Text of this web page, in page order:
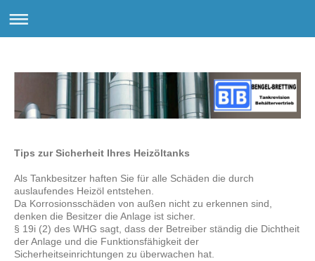
Tips zur Sicherheit Ihres Heizöltanks
Als Tankbesitzer haften Sie für alle Schäden die durch
auslaufendes Heizöl entstehen.
Da Korrosionsschäden von außen nicht zu erkennen sind,
denken die Besitzer die Anlage ist sicher.
§ 19i (2) des WHG sagt, dass der Betreiber ständig die Dichtheit
der Anlage und die Funktionsfähigkeit der
Sicherheitseinrichtungen zu überwachen hat.